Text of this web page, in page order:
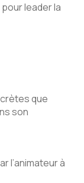
pour leader la
que
son
l’animateur à